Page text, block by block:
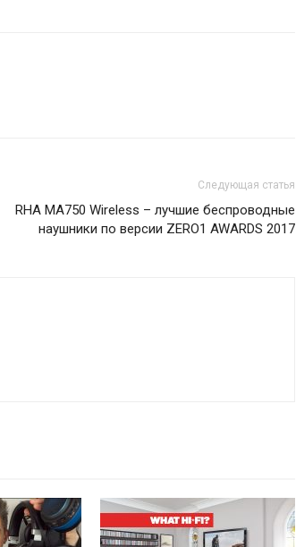
Следующая статья
RHA MA750 Wireless – лучшие беспроводные
наушники по версии ZERO1 AWARDS 2017